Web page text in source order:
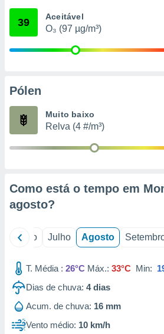
através
estudos
1199
39 Aceitável
O₃ (97 µg/m³)
Pólen
Muito baixo
Relva (4 #/m³)
Como está o tempo em
agosto?
Junho Julho Agosto
T. Média : 26°C Máx.: 33°C Min:
Dias de chuva: 4dias
Acum. de chuva: 16 mm
Vento médio: 10 km/h